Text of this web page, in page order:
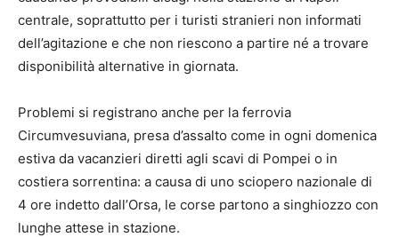
centrale, soprattutto per i turisti stranieri non informati
dell’agitazione e che non riescono a partire né a trovare
disponibilità alternative in giornata.
Problemi si registrano anche per la ferrovia
Circumvesuviana, presa d’assalto come in ogni domenica
estiva da vacanzieri diretti agli scavi di Pompei o in
costiera sorrentina: a causa di uno sciopero nazionale di
4 ore indetto dall’Orsa, le corse partono a singhiozzo con
lunghe attese in stazione.